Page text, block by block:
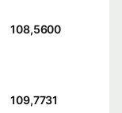
108,5600
109,7731